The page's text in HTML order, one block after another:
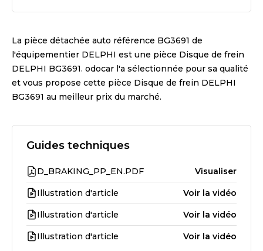
La pièce détachée auto référence BG3691 de
l'équipementier DELPHI est une pièce Disque de frein
DELPHI BG3691. odocar l'a sélectionnée pour sa qualité
et vous propose cette pièce Disque de frein DELPHI
BG3691 au meilleur prix du marché.
Guides techniques
D_BRAKING_PP_EN.PDF Visualiser
Illustration d'article Voir la vidéo
Illustration d'article Voir la vidéo
Illustration d'article Voir la vidéo